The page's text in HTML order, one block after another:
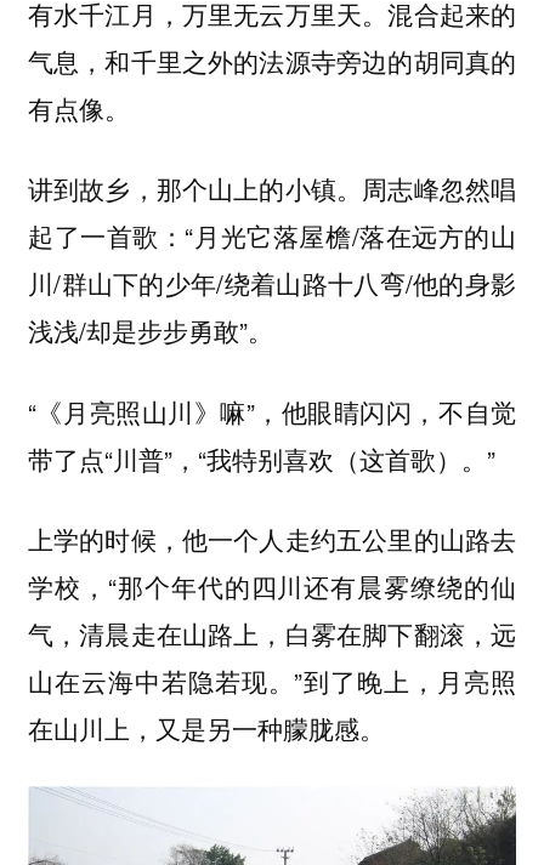
有水千江月，万里无云万里天。混合起来的
气息，和千里之外的法源寺旁边的胡同真的
有点像。
讲到故乡，那个山上的小镇。周志峰忽然唱
起了一首歌：“月光它落屋檐/落在远方的山
川/群山下的少年/绕着山路十八弯/他的身影
浅浅/却是步步勇敢”。
“《月亮照山川》嘛”，他眼睛闪闪，不自觉
带了点“川普”，“我特别喜欢（这首歌）。”
上学的时候，他一个人走约五公里的山路去
学校，“那个年代的四川还有晨雾缭绕的仙
气，清晨走在山路上，白雾在脚下翻滚，远
山在云海中若隐若现。”到了晚上，月亮照
在山川上，又是另一种朦胧感。